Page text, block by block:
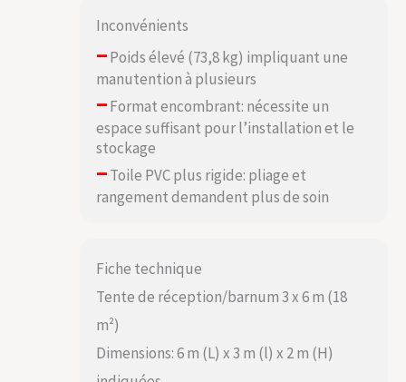
Inconvénients
–Poids élevé (73,8 kg) impliquant une
manutention à plusieurs
–Format encombrant: nécessite un
espace suffisant pour l’installation et le
stockage
–Toile PVC plus rigide: pliage et
rangement demandent plus de soin
Fiche technique
Tente de réception/barnum 3 x 6 m (18
m²)
Dimensions: 6 m (L) x 3 m (l) x 2 m (H)